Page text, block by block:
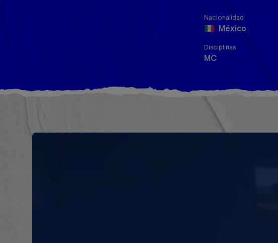
Nacionalidad
México
Disciplinas
MC